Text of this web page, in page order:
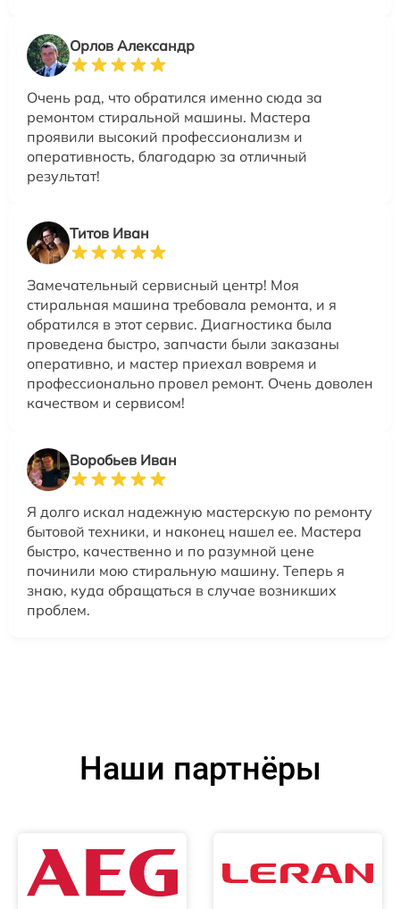
Орлов Александр
Очень рад, что обратился именно сюда за
ремонтом стиральной машины. Мастера
проявили высокий профессионализм и
оперативность, благодарю за отличный
результат!
Титов Иван
Замечательный сервисный центр! Моя
стиральная машина требовала ремонта, и я
обратился в этот сервис. Диагностика была
проведена быстро, запчасти были заказаны
оперативно, и мастер приехал вовремя и
профессионально провел ремонт. Очень доволен
качеством и сервисом!
Воробьев Иван
Я долго искал надежную мастерскую по ремонту
бытовой техники, и наконец нашел ее. Мастера
быстро, качественно и по разумной цене
починили мою стиральную машину. Теперь я
знаю, куда обращаться в случае возникших
проблем.
Наши партнёры